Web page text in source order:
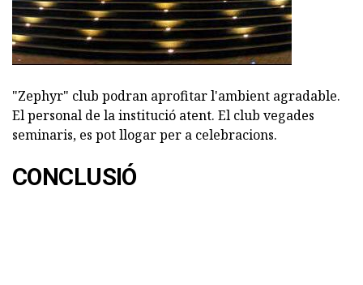
"Zephyr" club podran aprofitar l'ambient agradable.
El personal de la institució atent. El club vegades
seminaris, es pot llogar per a celebracions.
CONCLUSIÓ